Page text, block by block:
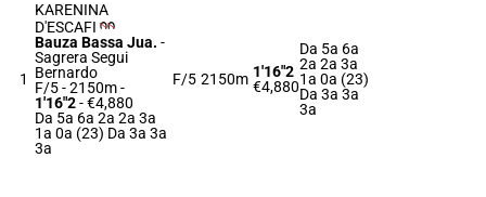
1
KARENINA
D'ESCAFI
Bauza Bassa Jua. -
Sagrera Segui
Bernardo
F/5 - 2150m-
1'16"2- €4,880
Da 5a 6a 2a 2a 3a
1a 0a (23) Da 3a 3a
3a
F/5 2150m 1'16"2
€4,880
Da 5a 6a
2a 2a 3a
1a 0a (23)
Da 3a 3a
3a